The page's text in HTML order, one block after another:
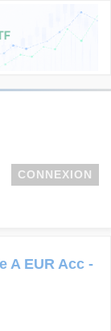
CONNEXION
A EUR Acc -